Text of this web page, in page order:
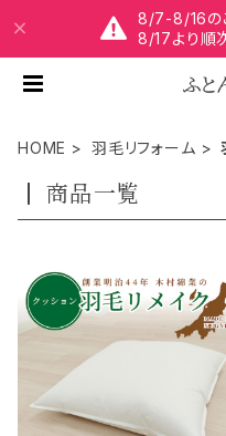
8/7-8/16の
8/17より順
HOME 羽毛リフォーム
商品一覧